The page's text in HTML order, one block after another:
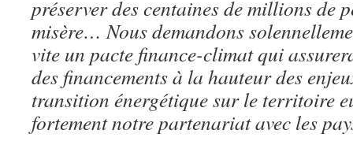
préserver des centaines de millions de
misère… Nous demandons
vite un pacte finance-climat qui
des financements à la hauteur des
transition énergétique sur le territoire
fortement notre partenariat avec les